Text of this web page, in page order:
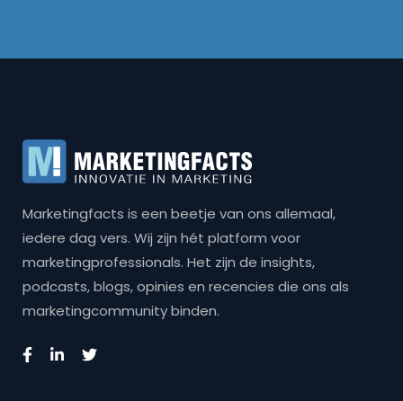
Marketingfacts is een beetje van ons allemaal,
iedere dag vers. Wij zijn hét platform voor
marketingprofessionals. Het zijn de insights,
podcasts, blogs, opinies en recencies die ons als
marketingcommunity binden.